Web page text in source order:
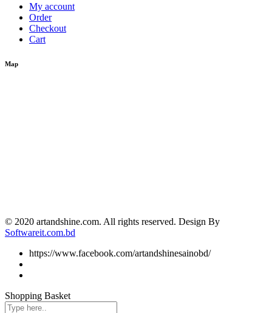
My account
Order
Checkout
Cart
Map
© 2020 artandshine.com. All rights reserved. Design By
Softwareit.com.bd
https://www.facebook.com/artandshinesainobd/
Shopping Basket